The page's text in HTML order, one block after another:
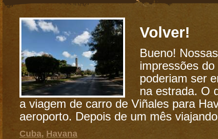
Volver!
Bueno!
impressões
poderiam ser
na estrada. O
a viagem de carro de Viñales para
aeroporto. Depois de um mês
Cuba, Havana